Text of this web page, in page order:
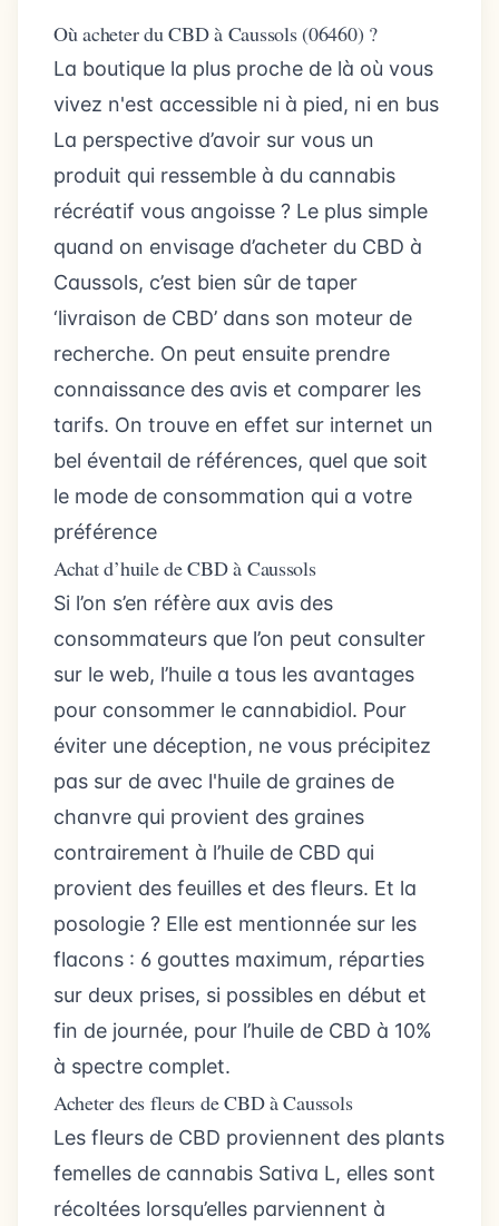
Où acheter du CBD à Caussols (06460) ?
La boutique la plus proche de là où vous
vivez n'est accessible ni à pied, ni en bus
La perspective d’avoir sur vous un
produit qui ressemble à du cannabis
récréatif vous angoisse ? Le plus simple
quand on envisage d’acheter du CBD à
Caussols, c’est bien sûr de taper
‘livraison de CBD’ dans son moteur de
recherche. On peut ensuite prendre
connaissance des avis et comparer les
tarifs. On trouve en effet sur internet un
bel éventail de références, quel que soit
le mode de consommation qui a votre
préférence
Achat d’huile de CBD à Caussols
Si l’on s’en réfère aux avis des
consommateurs que l’on peut consulter
sur le web, l’huile a tous les avantages
pour consommer le cannabidiol. Pour
éviter une déception, ne vous précipitez
pas sur de avec l'huile de graines de
chanvre qui provient des graines
contrairement à l’huile de CBD qui
provient des feuilles et des fleurs. Et la
posologie ? Elle est mentionnée sur les
flacons : 6 gouttes maximum, réparties
sur deux prises, si possibles en début et
fin de journée, pour l’huile de CBD à 10%
à spectre complet.
Acheter des fleurs de CBD à Caussols
Les fleurs de CBD proviennent des plants
femelles de cannabis Sativa L, elles sont
récoltées lorsqu’elles parviennent à